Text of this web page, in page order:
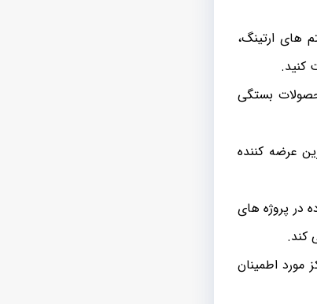
های ارتینگ،
کنید.
بستگی
عرضه کننده
در پروژه های
مورد اطمینان